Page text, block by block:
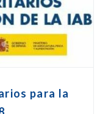
para la